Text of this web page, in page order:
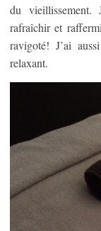
du
rafraîchir et
ravigoté! J’ai
relaxant.